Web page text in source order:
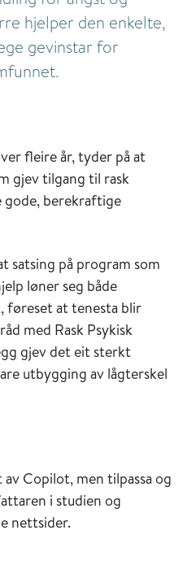
hjelper den enkelte,
gevinstar for
fleire år, tyder på at
gjev tilgang til rask
gode, berekraftige
satsing på program som
løner seg både
føreset at tenesta blir
med Rask Psykisk
gjev det eit sterkt
utbygging av lågterskel
Copilot, men tilpassa og
i studien og
nettsider.